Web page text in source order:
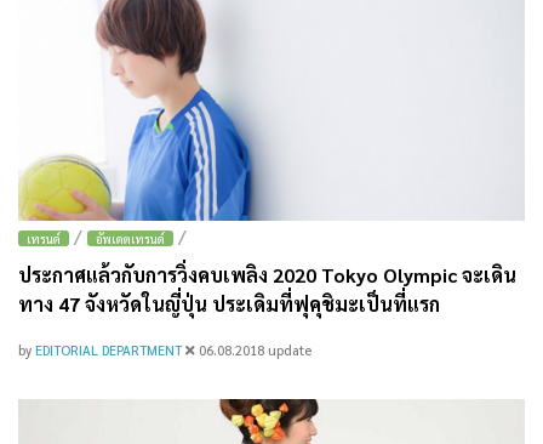
เทรนด์ / อัพเดตเทรนด์ /
ประกาศแล้วกับการวิ่งคบเพลิง 2020 Tokyo Olympic จะเดิน
ทาง 47 จังหวัดในญี่ปุ่น ประเดิมที่ฟุคุชิมะเป็นที่แรก
by EDITORIAL DEPARTMENT 06.08.2018 update